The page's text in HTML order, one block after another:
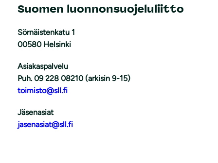
Suomen luonnonsuojeluliitto
Sörnäistenkatu 1
00580 Helsinki
Asiakaspalvelu
Puh. 09 228 08210 (arkisin 9-15)
toimisto@sll.fi
Jäsenasiat
jasenasiat@sll.fi